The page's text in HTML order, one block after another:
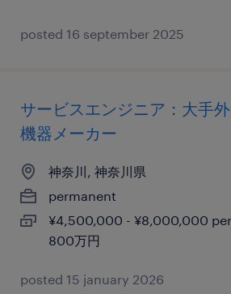
posted 16 september 2025
サービスエンジニア：大手
機器メーカー
神奈川, 神奈川県
permanent
¥4,500,000 - ¥8,000,000 per
800万円
posted 15 january 2026